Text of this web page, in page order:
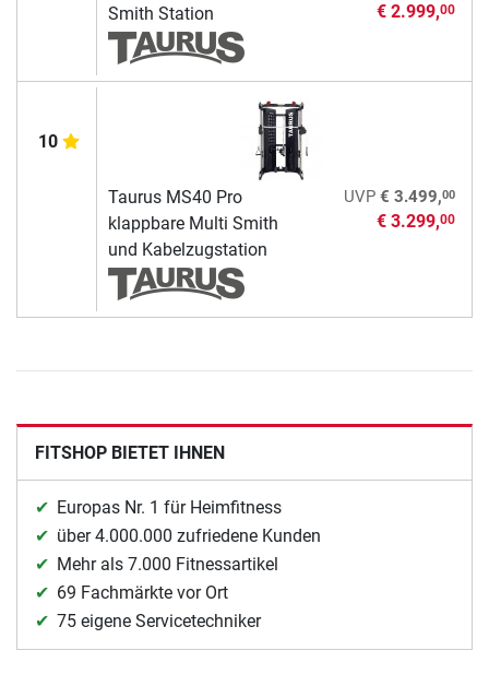
Smith Station
€ 2.999,00
10
Taurus MS40 Pro
klappbare Multi Smith
und Kabelzugstation
UVP € 3.499,00
€ 3.299,00
FITSHOP BIETET IHNEN
Europas Nr. 1 für Heimfitness
über 4.000.000 zufriedene Kunden
Mehr als 7.000 Fitnessartikel
69 Fachmärkte vor Ort
75 eigene Servicetechniker